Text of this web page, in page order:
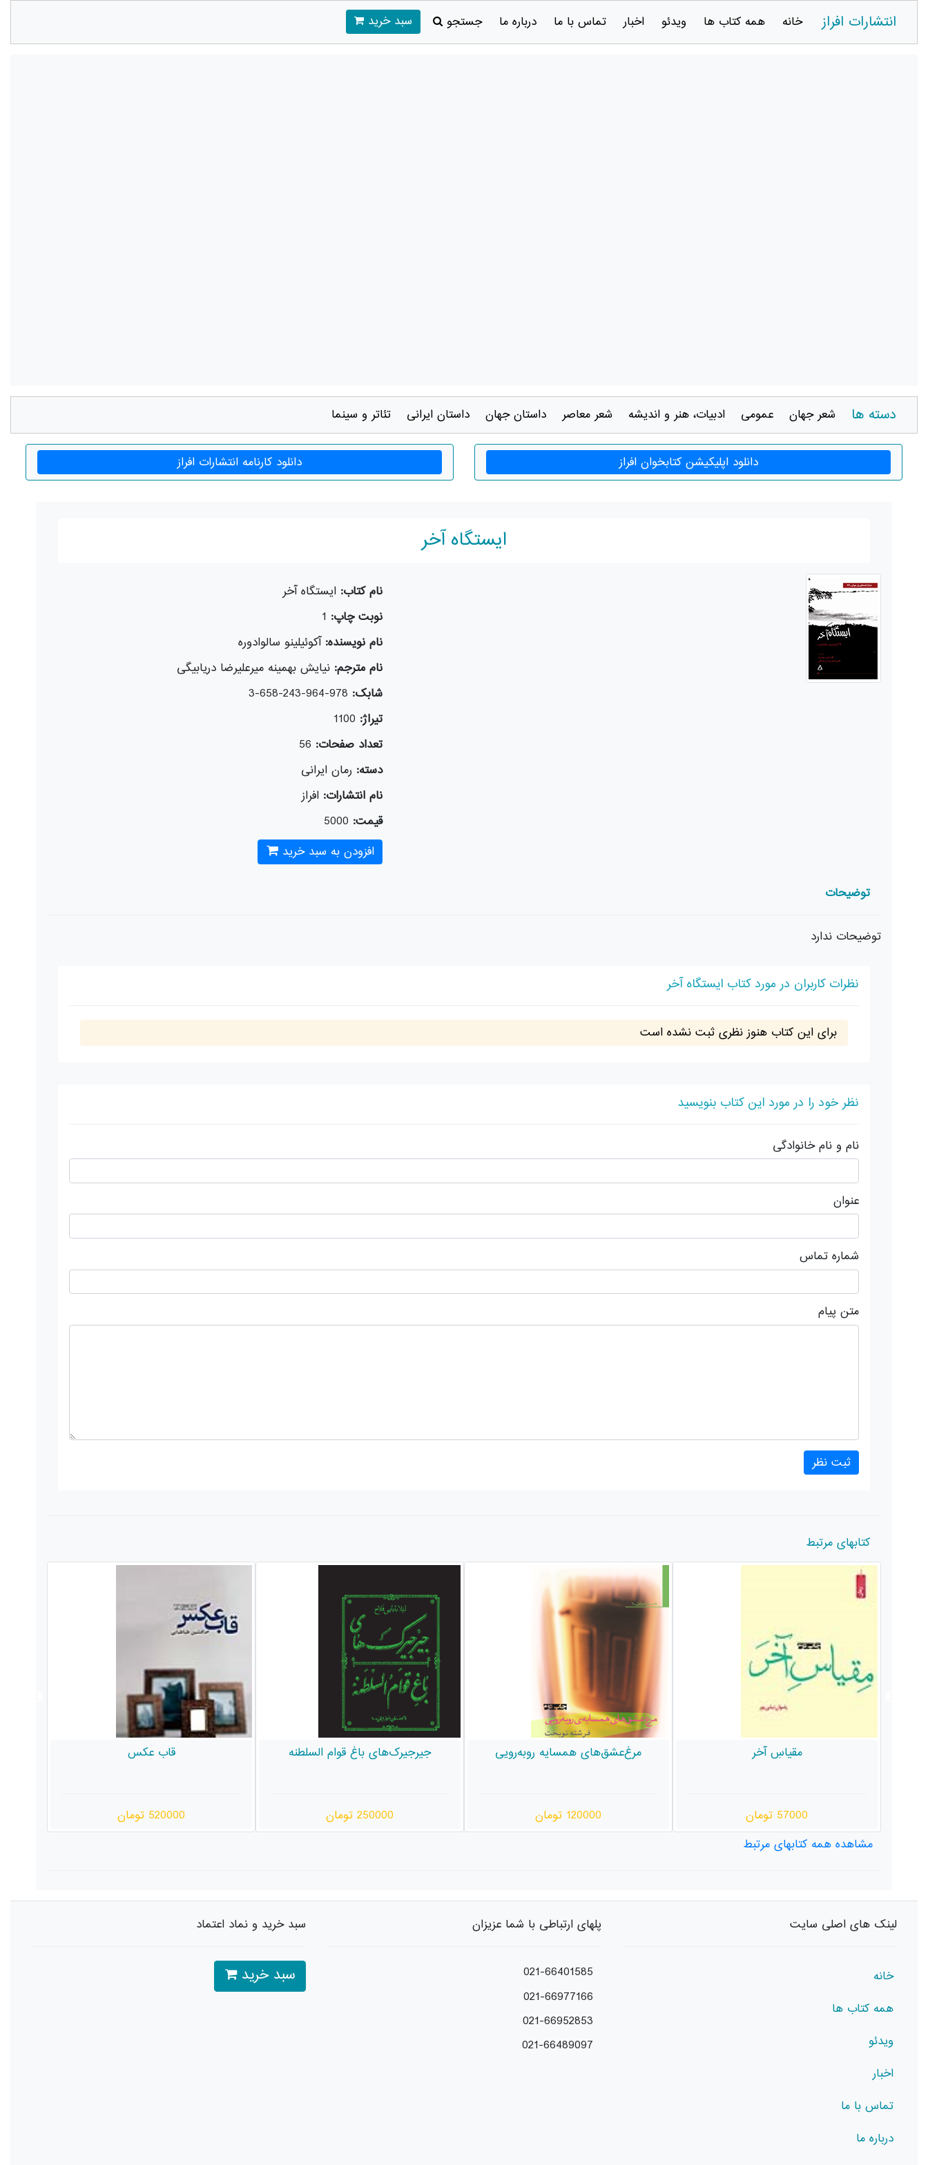
انتشارات افراز خانه همه کتاب ها ویدئو اخبار تماس با ما درباره ما جستجو سبد خرید
دسته ها شعر جهان عمومی ادبيات، هنر و انديشه شعر معاصر داستان جهان داستان ايرانی تئاتر و سينما
دانلود اپلیکیشن کتابخوان افراز دانلود کارنامه انتشارات افراز
ایستگاه آخر
نام کتاب:ایستگاه آخر
نوبت چاپ: 1
نام نویسنده:آکوئیلینو سالوادوره
نام مترجم:نیایش بهمینه میرعلیرضا دریابیگی
شابک: 978-964-243-658-3
تیراژ: 1100
تعداد صفحات: 56
دسته: رمان ایرانی
نام انتشارات:افراز
قیمت: 5000
افزودن به سبد خرید
توضیحات
توضیحات ندارد
نظرات کاربران در مورد کتاب ایستگاه آخر
برای این کتاب هنوز نظری ثبت نشده است
نظر خود را در مورد این کتاب بنویسید
نام و نام خانوادگی
عنوان
شماره تماس
متن پیام
کتابهای مرتبط
اصلی و کرم*
330000 تومان
قاب عکس
520000 تومان
جیرجیرک‌های باغ قوام السلطنه
250000 تومان
مرغ‌عشق‌های همسایه روبه‌رویی
120000 تومان
مشاهده همه کتابهای مرتبط
لینک های اصلی سایت
خانه
همه کتاب ها
ویدئو
اخبار
تماس با ما
درباره ما
پلهای ارتباطی با شما عزیزان
021-66401585
021-66977166
021-66952853
021-66489097
سبد خرید و نماد اعتماد
سبد خرید